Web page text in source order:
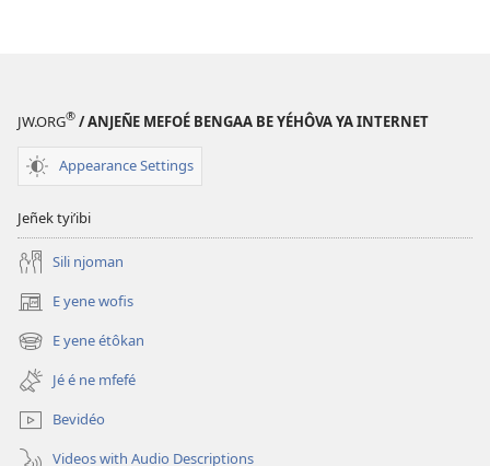
JW.ORG® / ANJEÑE MEFOÉ BENGAA BE YÉHÔVA YA INTERNET
Appearance Settings
Jeñek tyi’ibi
Sili njoman
E yene wofis
(opens
new
window)
E yene étôkan
(opens
new
window)
Jé é ne mfefé
Bevidéo
Videos with Audio Descriptions